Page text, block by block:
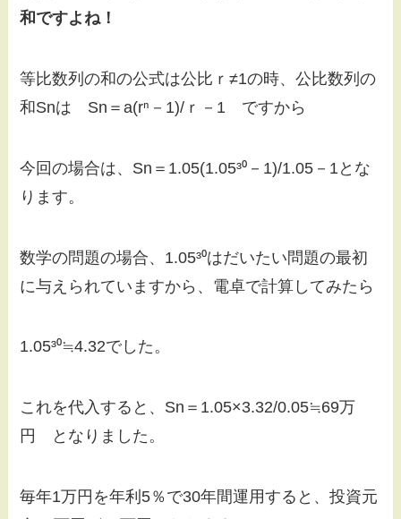
和ですよね！
等比数列の和の公式は公比ｒ≠1の時、公比数列の
和Snは Sn＝a(rⁿ－1)/ｒ－1 ですから
今回の場合は、Sn＝1.05(1.05³⁰－1)/1.05－1とな
ります。
数学の問題の場合、1.05³⁰はだいたい問題の最初
に与えられていますから、電卓で計算してみたら
1.05³⁰≒4.32でした。
これを代入すると、Sn＝1.05×3.32/0.05≒69万
円 となりました。
毎年1万円を年利5％で30年間運用すると、投資元